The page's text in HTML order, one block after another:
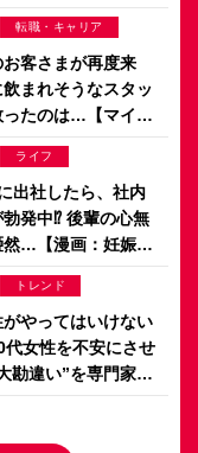
記 by ぼのこ】
転職・キャリア
客さまが再度来
まれそうなスタッ
ったのは…【マイカ
日記 by ぼのこ】
ライフ
出社したら、社内
勃発中⁉ 後輩の心無
然…【漫画：妊娠し
のせい？】
トレンド
やってはいけない
代女性を不安にさせ
勘違い”を専門家が
年版厄年早見表付